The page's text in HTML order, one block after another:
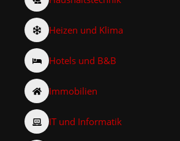
Heizen und Klima
Hotels und B&B
Immobilien
IT und Informatik